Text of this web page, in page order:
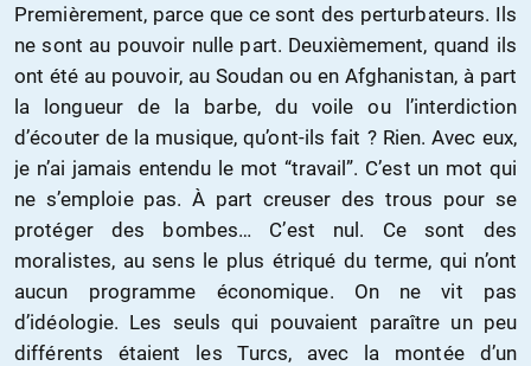
Premièrement, parce que ce sont des perturbateurs. Ils
ne sont au pouvoir nulle part. Deuxièmement, quand ils
ont été au pouvoir, au Soudan ou en Afghanistan, à part
la longueur de la barbe, du voile ou l’interdiction
d’écouter de la musique, qu’ont-ils fait ? Rien. Avec eux,
je n’ai jamais entendu le mot “travail”. C’est un mot qui
ne s’emploie pas. À part creuser des trous pour se
protéger des bombes… C’est nul. Ce sont des
moralistes, au sens le plus étriqué du terme, qui n’ont
aucun programme économique. On ne vit pas
d’idéologie. Les seuls qui pouvaient paraître un peu
différents étaient les Turcs, avec la montée d’un